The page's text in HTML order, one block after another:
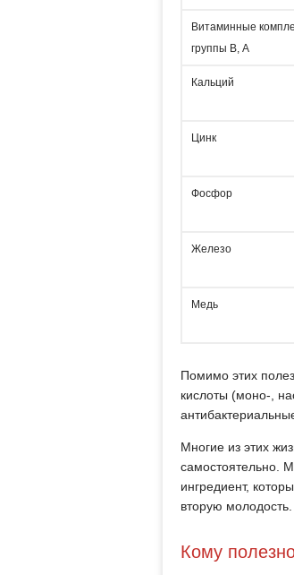
Витаминные
группы В, А
Кальций
Цинк
Фосфор
Железо
Медь
Помимо этих
кислоты (моно-,
Многие из этих
самостоятельно.
ингредиент,
вторую молодость.
Кому